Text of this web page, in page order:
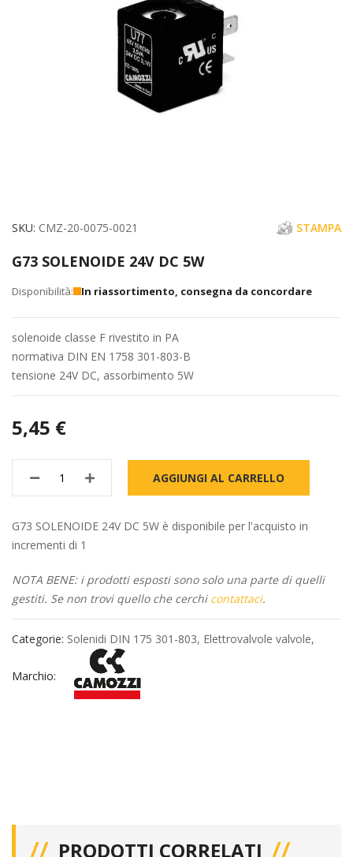
Vai
della
immagini
SKU CMZ-20-0075-0021 STAMPA
G73 SOLENOIDE 24V DC 5W
In riassortimento, consegna da concordare
solenoide classe F rivestito in PA
normativa DIN EN 1758 301-803-B
tensione 24V DC, assorbimento 5W
5,45 €
AGGIUNGI AL CARRELLO
G73 SOLENOIDE 24V DC 5W è disponibile per l'acquisto in
incrementi di 1
NOTA BENE: i prodotti esposti sono solo una parte di quelli
gestiti. Se non trovi quello che cerchi contattaci.
Categorie: Solenidi DIN 175 301-803, Elettrovalvole valvole,
Marchio:
PRODOTTI CORRELATI